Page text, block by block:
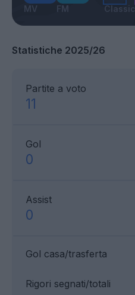
MV FM Classic
Statistiche 2025/26
Partite a voto
11
Gol
0
Assist
0
Gol casa/trasferta
Rigori segnati/totali